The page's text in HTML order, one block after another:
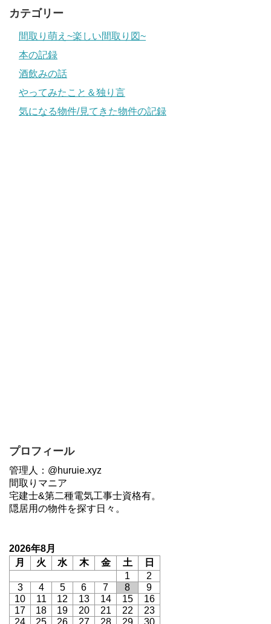
カテゴリー
間取り萌え~楽しい間取り図~
本の記録
酒飲みの話
やってみたこと＆独り言
気になる物件/見てきた物件の記録
プロフィール
管理人：@huruie.xyz
間取りマニア
宅建士&第二種電気工事士資格有。
隠居用の物件を探す日々。
2026年8月
月
火 水 木 金 土
日
1
2
3
4 5 6 7 8
9
10
11 12 13 14 15
16
17
18 19 20 21 22
23